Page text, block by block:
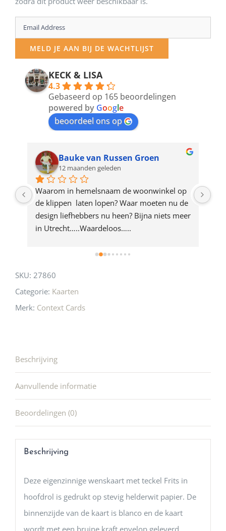
Enter
your
email
address
product
MELD JE AAN BIJ DE WACHTLIJST
KECK & LISA
4.3
Gebaseerd op 165 beoordelingen
powered by Google
beoordeel ons op
Bauke van Russen Groen
12 maanden geleden
Waarom in hemelsnaam de woonwinkel op
de klippen  laten lopen? Waar moeten nu de
design liefhebbers nu heen? Bijna niets meer
in Utrecht…..Waardeloos…..
SKU: 27860
Categorie: Kaarten
Merk: Context Cards
Beschrijving
Aanvullende informatie
Beoordelingen (0)
Beschrijving
Deze eigenzinnige wenskaart met teckel Frits in
hoofdrol is gedrukt op stevig helderwit papier. De
binnenzijde van de kaart is blanco en de kaart